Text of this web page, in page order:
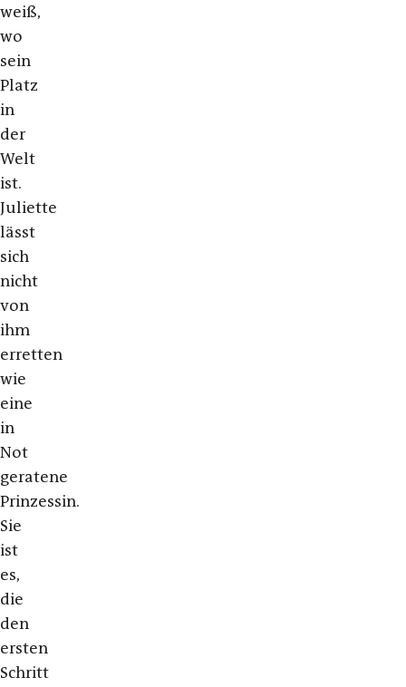
weiß,
wo
sein
Platz
in
der
Welt
ist.
Juliette
lässt
sich
nicht
von
ihm
erretten
wie
eine
in
Not
geratene
Prinzessin.
Sie
ist
es,
die
den
ersten
Schritt